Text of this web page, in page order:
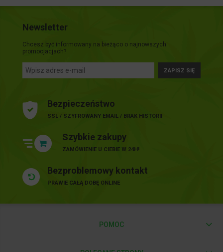
Newsletter
Chcesz być informowany na bieżąco o najnowszych
promocjacjach?
ZAPISZ SIĘ
Bezpieczeństwo
SSL / SZYFROWANY EMAIL / BRAK HISTORII
Szybkie zakupy
ZAMÓWIENIE U CIEBIE W 24H!
Bezproblemowy kontakt
PRAWIE CAŁĄ DOBĘ ONLINE
POMOC